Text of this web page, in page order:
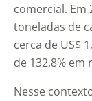
comercial. Em
toneladas de
cerca de US$
de 132,8% em
Nesse